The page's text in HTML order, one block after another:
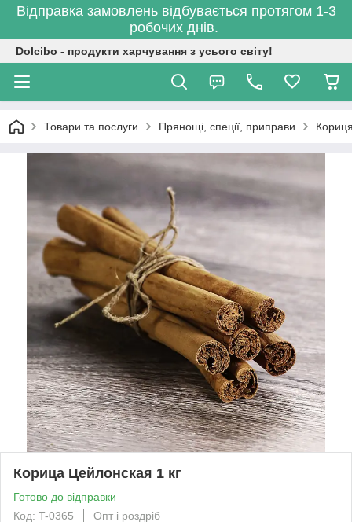
Відправка замовлень відбувається протягом 1-3
робочих днів.
Dolcibo - продукти харчування з усього світу!
Товари та послуги Прянощі, спеції, приправи
Корица Цейлонская 1 кг
Готово до відправки
Код: T-0365
Опт і роздріб